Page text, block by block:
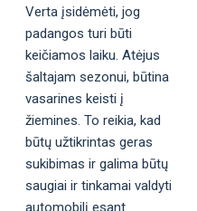
Verta įsidėmėti, jog
padangos turi būti
keičiamos laiku. Atėjus
šaltajam sezonui, būtina
vasarines keisti į
žiemines. To reikia, kad
būtų užtikrintas geras
sukibimas ir galima būtų
saugiai ir tinkamai valdyti
automobilį esant